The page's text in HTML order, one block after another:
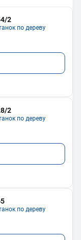
2
по дереву
2
по дереву
по дереву